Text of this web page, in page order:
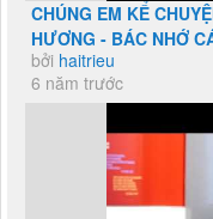
CHÚNG EM KỂ
HƯƠNG - BÁC NHỚ
bởi haitrieu
6 năm trước